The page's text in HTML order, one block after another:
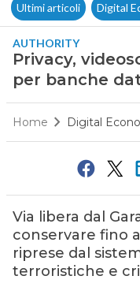
Ultimi articoli Digital
AUTHORITY
Privacy,
per banche
Home Digital
Via libera dal
conservare fino
riprese dal
terroristiche e